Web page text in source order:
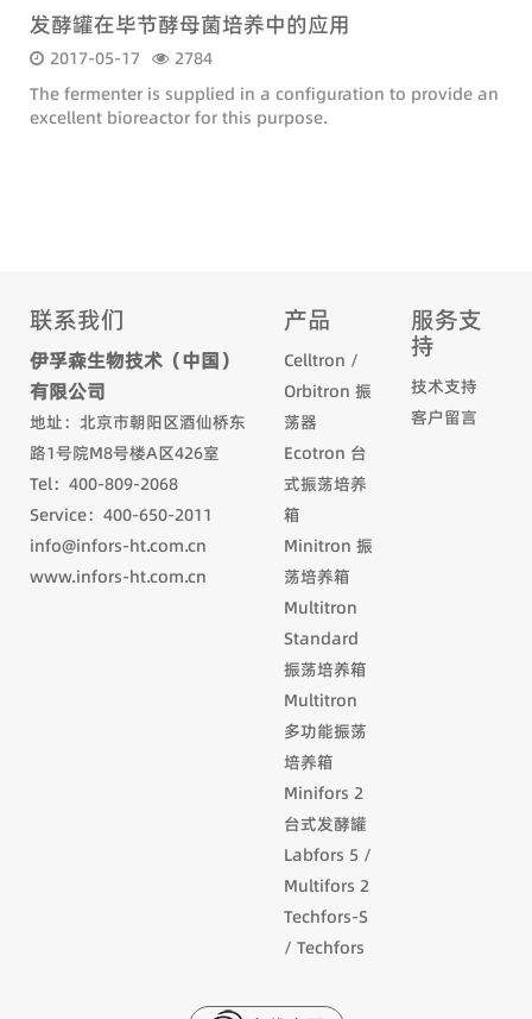
发酵罐在毕节酵母菌培养中的应用
2017-05-17
2784
The fermenter is supplied in a configuration to provide an
excellent bioreactor for this purpose.
联系我们
伊孚森生物技术（中国）
有限公司
地址：北京市朝阳区酒仙桥东
路1号院M8号楼A区426室
Tel：400-809-2068
Service：400-650-2011
info@infors-ht.com.cn
www.infors-ht.com.cn
产品
Celltron /
Orbitron 振
荡器
Ecotron 台
式振荡培养
箱
Minitron 振
荡培养箱
Multitron
Standard
振荡培养箱
Multitron
多功能振荡
培养箱
Minifors 2
台式发酵罐
Labfors 5 /
Multifors 2
Techfors-S
/ Techfors
服务支
持
技术支持
客户留言